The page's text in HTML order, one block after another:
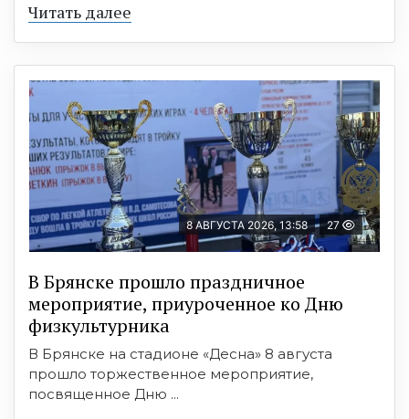
Читать далее
8 АВГУСТА 2026, 13:58 27
В Брянске прошло праздничное
мероприятие, приуроченное ко Дню
физкультурника
В Брянске на стадионе «Десна» 8 августа
прошло торжественное мероприятие,
посвященное Дню ...